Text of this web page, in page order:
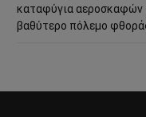
καταφύγια αεροσκαφών
βαθύτερο πόλεμο